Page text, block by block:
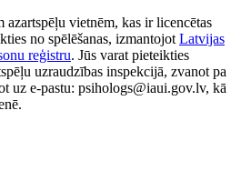
vietnēm, kas ir licencētas
no spēlēšanas, izmantojot Latvijas
reģistru. Jūs varat pieteikties
uzraudzības inspekcijā, zvanot pa
uz e-pastu: psihologs@iaui.gov.lv, kā